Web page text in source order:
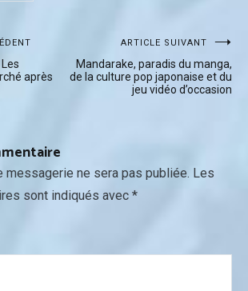
après
ARTICLE SUIVANT
Mandarake, paradis du manga,
de la culture pop japonaise et du
jeu vidéo d’occasion
messagerie ne sera pas publiée. Les
sont indiqués avec *